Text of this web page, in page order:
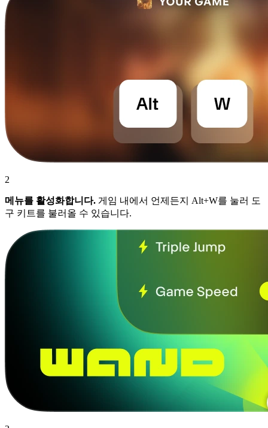
2
메뉴를 활성화합니다. 게임 내에서 언제든지 Alt+W를 눌러 도
구 키트를 불러올 수 있습니다.